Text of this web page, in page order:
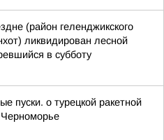
(район геленджикского
ликвидирован лесной
в субботу
пуски. о турецкой ракетной
Черноморье